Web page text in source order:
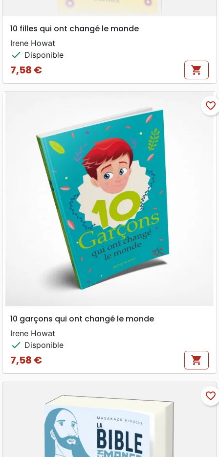
10 filles qui ont changé le monde
Irene Howat
check Disponible
Prix
7,58 € shopping_cart
favorite_border
10 garçons qui ont changé le monde
Irene Howat
check Disponible
Prix
7,58 € shopping_cart
favorite_border